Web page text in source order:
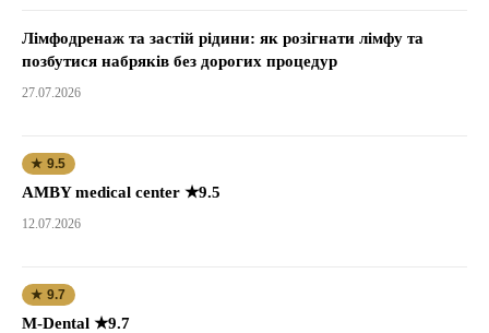
Лімфодренаж та застій рідини: як розігнати лімфу та
позбутися набряків без дорогих процедур
27.07.2026
★ 9.5
AMBY medical center ★9.5
12.07.2026
★ 9.7
M-Dental ★9.7